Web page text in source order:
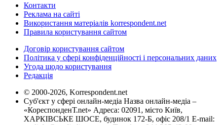
Контакти
Реклама на сайті
Використання матеріалів korrespondent.net
Правила користування сайтом
Договір користування сайтом
Політика у сфері конфіденційності і персональних даних
Угода щодо користування
Редакція
© 2000-2026, Korrespondent.net
Суб'єкт у сфері онлайн-медіа Назва онлайн-медіа –
«КореспонденТ.net» Адреса: 02091, місто Київ,
ХАРКІВСЬКЕ ШОСЕ, будинок 172-Б, офіс 208/1 E-mail: